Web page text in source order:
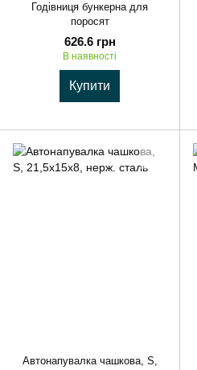
Годівниця бункерна для
поросят
626.6 грн
В наявності
Купити
Автонапувалка чашкова, S,